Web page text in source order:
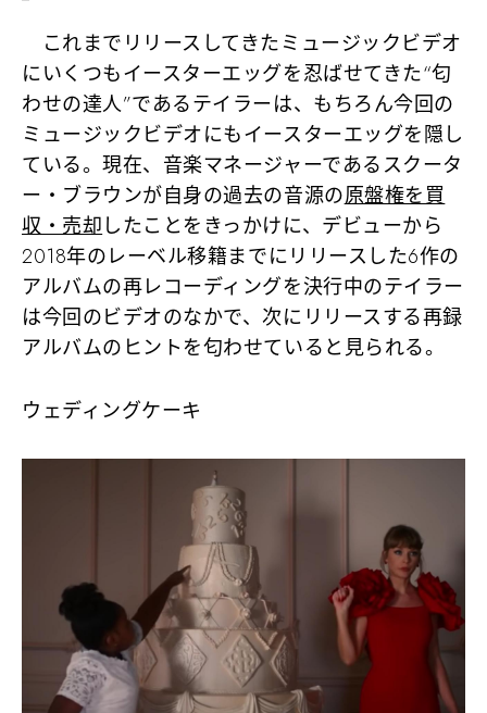
これまでリリースしてきたミュージックビデオ
にいくつもイースターエッグを忍ばせてきた“匂
わせの達人”であるテイラーは、もちろん今回の
ミュージックビデオにもイースターエッグを隠し
ている。現在、音楽マネージャーであるスクータ
ー・ブラウンが自身の過去の音源の原盤権を買
収・売却したことをきっかけに、デビューから
2018年のレーベル移籍までにリリースした6作の
アルバムの再レコーディングを決行中のテイラー
は今回のビデオのなかで、次にリリースする再録
アルバムのヒントを匂わせていると見られる。
ウェディングケーキ